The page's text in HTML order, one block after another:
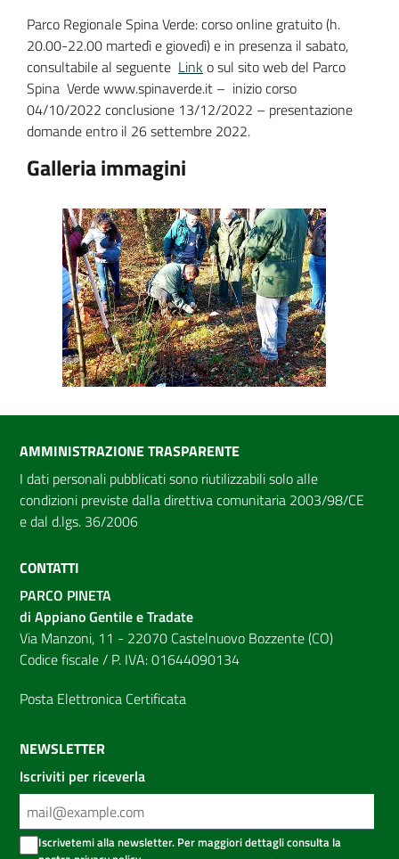
Parco Regionale Spina Verde: corso online gratuito (h.
20.00-22.00 martedì e giovedì) e in presenza il sabato,
consultabile al seguente Link o sul sito web del Parco
Spina Verde www.spinaverde.it – inizio corso
04/10/2022 conclusione 13/12/2022 – presentazione
domande entro il 26 settembre 2022.
Galleria immagini
AMMINISTRAZIONE TRASPARENTE
I dati personali pubblicati sono riutilizzabili solo alle
condizioni previste dalla direttiva comunitaria 2003/98/CE
e dal d.lgs. 36/2006
CONTATTI
PARCO PINETA
di Appiano Gentile e Tradate
Via Manzoni, 11 - 22070 Castelnuovo Bozzente (CO)
Codice fiscale / P. IVA: 01644090134
Posta Elettronica Certificata
NEWSLETTER
Iscriviti per riceverla
Iscrivetemi alla newsletter. Per maggiori dettagli consulta la